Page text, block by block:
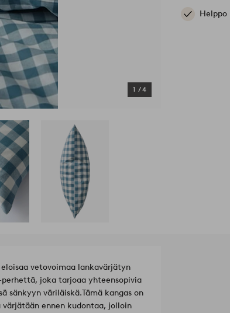
1 /4
vetovoimaa lankavärjätyn
perhettä, joka tarjoaa yhteensopivia
sänkyyn väriläiskä.Tämä kangas on
ennen kudontaa, jolloin